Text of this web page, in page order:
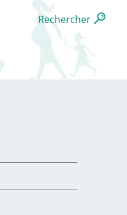
Rechercher